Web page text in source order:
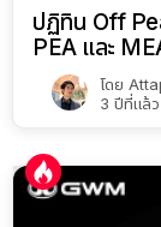
ปฏิทิน Off
PEA และ
โดย
3 ปีที่แล้ว